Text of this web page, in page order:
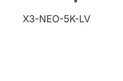
X3-NEO-5K-LV